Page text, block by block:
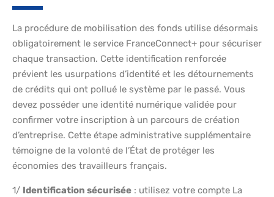
La procédure de mobilisation des fonds utilise désormais
obligatoirement le service FranceConnect+ pour sécuriser
chaque transaction. Cette identification renforcée
prévient les usurpations d’identité et les détournements
de crédits qui ont pollué le système par le passé. Vous
devez posséder une identité numérique validée pour
confirmer votre inscription à un parcours de création
d’entreprise. Cette étape administrative supplémentaire
témoigne de la volonté de l’État de protéger les
économies des travailleurs français.
1/ Identification sécurisée : utilisez votre compte La